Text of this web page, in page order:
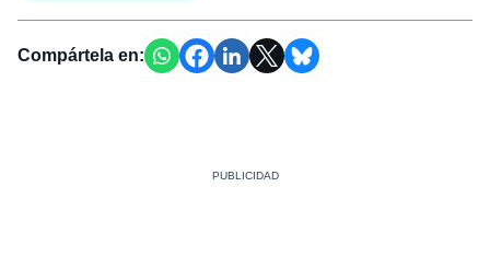
Compártela en: